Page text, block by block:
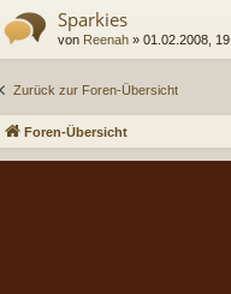
Sparkies
von Reenah » 01.02.2008,
Zurück zur Foren-Übersicht
Foren-Übersicht